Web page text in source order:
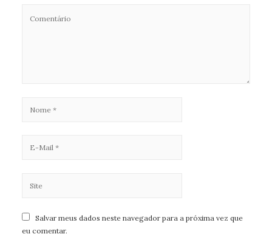
Salvar meus dados neste navegador para a próxima vez que
eu comentar.